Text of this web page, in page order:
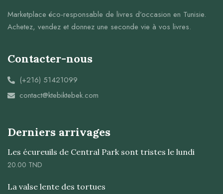
Marketplace éco-responsable de livres d’occasion en Tunisie.
Achetez, vendez et donnez une seconde vie à vos livres.
Contacter-nous
(+216) 51421099
contact@ktebiktebek.com
Derniers arrivages
Les écureuils de Central Park sont tristes le lundi
20.00 TND
La valse lente des tortues